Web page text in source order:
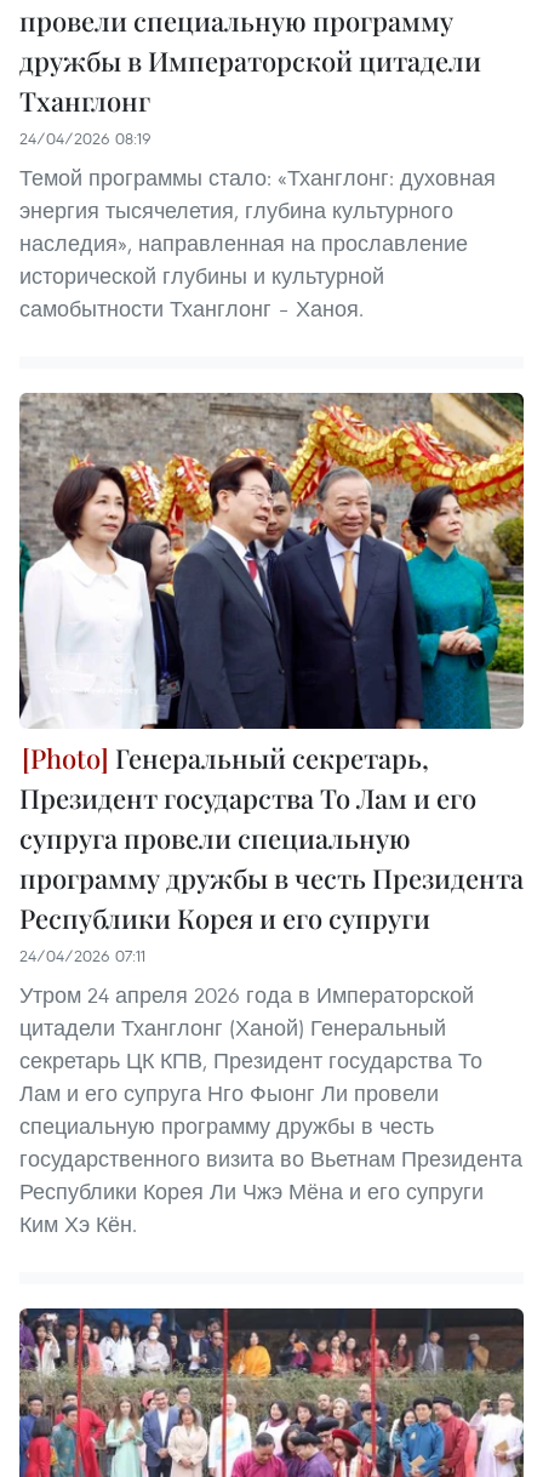
провели специальную программу
дружбы в Императорской цитадели
Тханглонг
24/04/2026 08:19
Темой программы стало: «Тханглонг: духовная
энергия тысячелетия, глубина культурного
наследия», направленная на прославление
исторической глубины и культурной
самобытности Тханглонг – Ханоя.
Генеральный секретарь,
Президент государства То Лам и его
супруга провели специальную
программу дружбы в честь Президента
Республики Корея и его супруги
24/04/2026 07:11
Утром 24 апреля 2026 года в Императорской
цитадели Тханглонг (Ханой) Генеральный
секретарь ЦК КПВ, Президент государства То
Лам и его супруга Нго Фыонг Ли провели
специальную программу дружбы в честь
государственного визита во Вьетнам Президента
Республики Корея Ли Чжэ Мёна и его супруги
Ким Хэ Кён.